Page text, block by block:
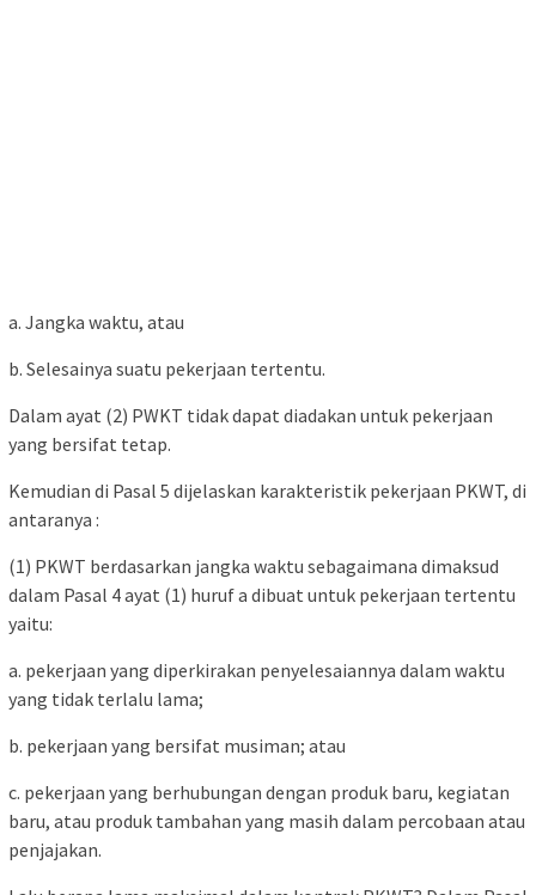
a. Jangka waktu, atau
b. Selesainya suatu pekerjaan tertentu.
Dalam ayat (2) PWKT tidak dapat diadakan untuk pekerjaan
yang bersifat tetap.
Kemudian di Pasal 5 dijelaskan karakteristik pekerjaan PKWT, di
antaranya :
(1) PKWT berdasarkan jangka waktu sebagaimana dimaksud
dalam Pasal 4 ayat (1) huruf a dibuat untuk pekerjaan tertentu
yaitu:
a. pekerjaan yang diperkirakan penyelesaiannya dalam waktu
yang tidak terlalu lama;
b. pekerjaan yang bersifat musiman; atau
c. pekerjaan yang berhubungan dengan produk baru, kegiatan
baru, atau produk tambahan yang masih dalam percobaan atau
penjajakan.